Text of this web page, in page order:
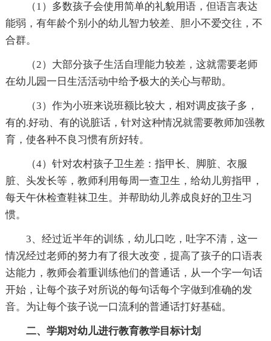
（1）多数孩子会使用简单的礼貌用语，但语言表达
能弱，有年龄个别小的幼儿智力较差、胆小不爱交往，不
合群。
（2）大部分孩子生活自理能力较差，这就需要老师
在幼儿园一日生活活动中给予极大的关心与帮助。
（3）作为小班来说班额比较大，相对调皮孩子多，
有的.好动、有的说脏话，针对这种情况就需要教师加强教
育，使各种不良习惯有所好转。
（4）针对农村孩子卫生差：指甲长、脚脏、衣服
脏、头发长等，教师利用每周一查卫生，给幼儿剪指甲，
每天午休检查鞋袜卫生。并帮助幼儿养成良好的卫生习
惯。
3、经过近半年的训练，幼儿口吃，吐字不清，这一
情况经过老师的努力有了很大改变，提高了孩子的口语表
达能力，教师会着重训练他们的普通话，从一个字一句话
开始，让每个孩子对所说的每句话每个字做到准确的发
音。为让每个孩子说一口流利的普通话打好基础。
二、学期对幼儿进行教育教学目标计划